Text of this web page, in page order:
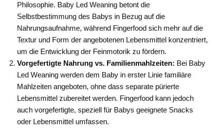
Philosophie. Baby Led Weaning betont die
Selbstbestimmung des Babys in Bezug auf die
Nahrungsaufnahme, während Fingerfood sich mehr auf die
Textur und Form der angebotenen Lebensmittel konzentriert,
um die Entwicklung der Feinmotorik zu fördern.
Vorgefertigte Nahrung vs. Familienmahlzeiten: Bei Baby
Led Weaning werden dem Baby in erster Linie familiäre
Mahlzeiten angeboten, ohne dass separate pürierte
Lebensmittel zubereitet werden. Fingerfood kann jedoch
auch vorgefertigte, speziell für Babys geeignete Snacks
oder Lebensmittel umfassen.